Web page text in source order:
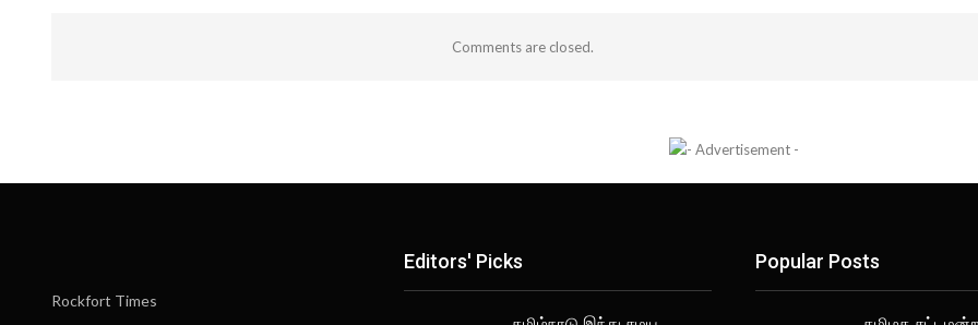
Comments are closed.
Rockfort Times
Editors' Picks Popular Posts